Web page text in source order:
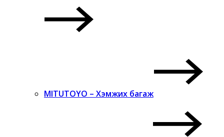
MITUTOYO – Хэмжих багаж